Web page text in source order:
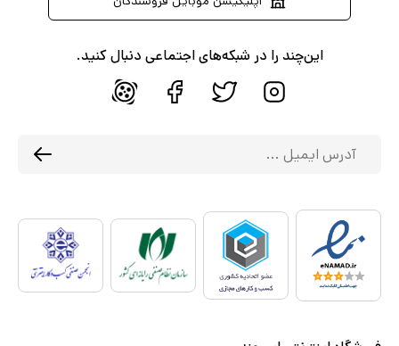
این‌چند را در شبکه‌های اجتماعی دنبال کنید.